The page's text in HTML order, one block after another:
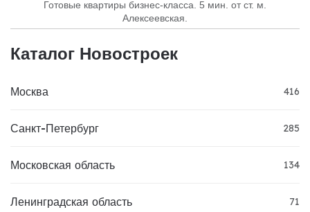
Готовые квартиры бизнес-класса. 5 мин. от ст. м.
Алексеевская.
Каталог Новостроек
Москва 416
Санкт-Петербург 285
Московская область 134
Ленинградская область 71